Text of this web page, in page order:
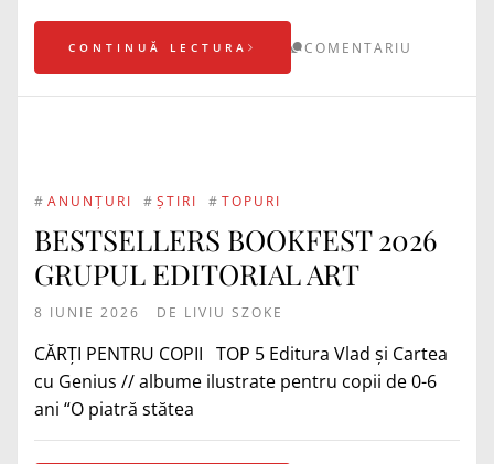
CONTINUĂ LECTURA COMENTARIU
# ANUNȚURI # ȘTIRI # TOPURI
BESTSELLERS BOOKFEST 2026
GRUPUL EDITORIAL ART
8 IUNIE 2026 DE LIVIU SZOKE
CĂRȚI PENTRU COPII TOP 5 Editura Vlad și Cartea
cu Genius // albume ilustrate pentru copii de 0-6
ani “O piatră stătea